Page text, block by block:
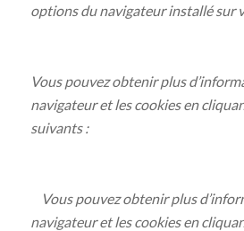
options du navigateur installé sur
Vous pouvez obtenir plus
navigateur et les cookies en
suivants :
Vous pouvez obtenir plus
navigateur et les cookies en